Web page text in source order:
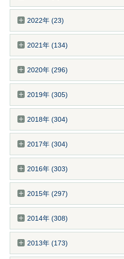
2022年 (23)
2021年 (134)
2020年 (296)
2019年 (305)
2018年 (304)
2017年 (304)
2016年 (303)
2015年 (297)
2014年 (308)
2013年 (173)